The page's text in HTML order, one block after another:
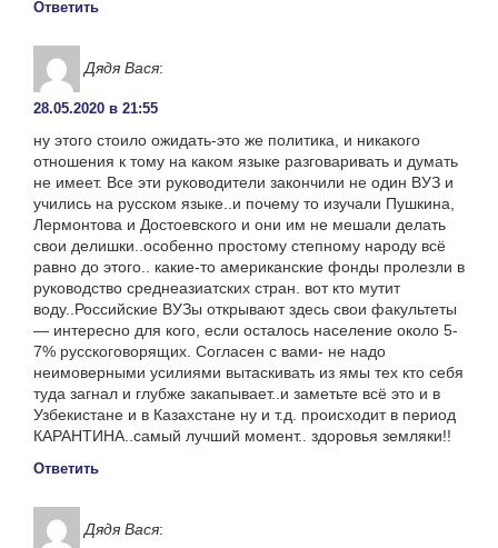
Ответить
Дядя Вася:
28.05.2020 в 21:55
ну этого стоило ожидать-это же политика, и никакого
отношения к тому на каком языке разговаривать и думать
не имеет. Все эти руководители закончили не один ВУЗ и
учились на русском языке..и почему то изучали Пушкина,
Лермонтова и Достоевского и они им не мешали делать
свои делишки..особенно простому степному народу всё
равно до этого.. какие-то американские фонды пролезли в
руководство среднеазиатских стран. вот кто мутит
воду..Российские ВУЗы открывают здесь свои факультеты
— интересно для кого, если осталось население около 5-
7% русскоговорящих. Согласен с вами- не надо
неимоверными усилиями вытаскивать из ямы тех кто себя
туда загнал и глубже закапывает..и заметьте всё это и в
Узбекистане и в Казахстане ну и т.д. происходит в период
КАРАНТИНА..самый лучший момент.. здоровья земляки!!
Ответить
Дядя Вася: